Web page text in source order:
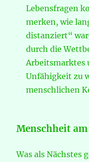
Lebensfragen
merken, wie
distanziert“
durch die
Arbeitsmarktes
Unfähigkeit zu
menschlichen
Menschheit am
Was als Nächstes